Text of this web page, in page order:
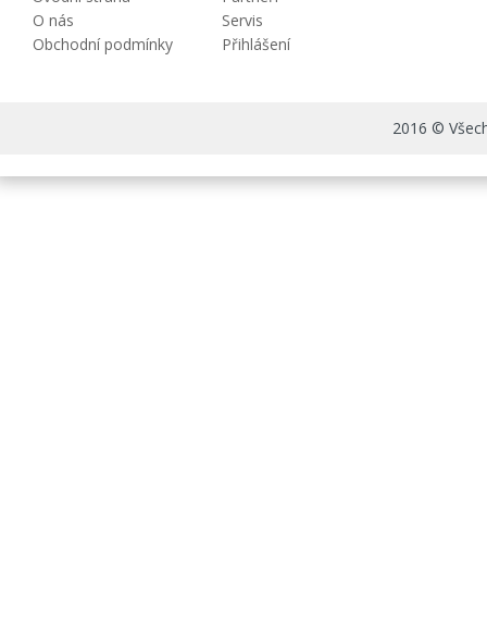
O nás
Obchodní podmínky
Servis
Přihlášení
2016 ©